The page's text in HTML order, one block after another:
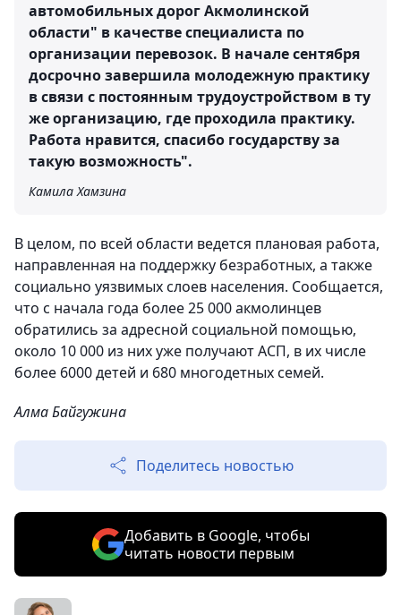
автомобильных дорог Акмолинской
области" в качестве специалиста по
организации перевозок. В начале сентября
досрочно завершила молодежную практику
в связи с постоянным трудоустройством в ту
же организацию, где проходила практику.
Работа нравится, спасибо государству за
такую возможность".
Камила Хамзина
В целом, по всей области ведется плановая работа,
направленная на поддержку безработных, а также
социально уязвимых слоев населения. Сообщается,
что с начала года более 25 000 акмолинцев
обратились за адресной социальной помощью,
около 10 000 из них уже получают АСП, в их числе
более 6000 детей и 680 многодетных семей.
Алма Байгужина
Поделитесь новостью
Добавить в Google, чтобы
читать новости первым